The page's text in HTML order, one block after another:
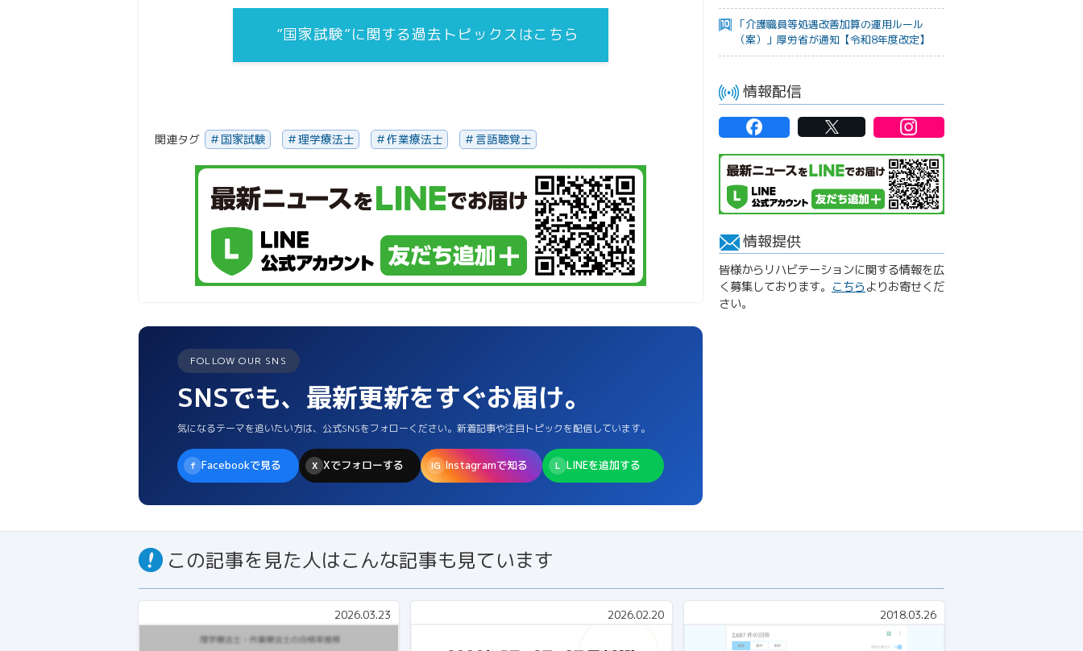
”国家試験”に関する過去トピックスはこちら
関連タグ 国家試験 理学療法士 作業療法士 言語聴覚士
FOLLOW OUR SNS
SNSでも、最新更新をすぐお届け。
気になるテーマを追いたい方は、公式SNSをフォローください。新着記事や注目トピックを配信しています。
f Facebookで見る X Xでフォローする IG Instagramで知る L LINEを追加する
「介護職員等処遇改善加算の運用ルール
（案）」厚労省が通知【令和8年度改定】
情報配信
情報提供
皆様からリハビテーションに関する情報を広
く募集しております。 こちらよりお寄せくだ
さい。
この記事を見た人はこんな記事も見ています
2026.03.23 2026.02.20 2018.03.26